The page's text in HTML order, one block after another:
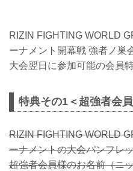
RIZIN FIGHTING WORLD
ーナメント開幕戦 強者ノ巣
大会翌日に参加可能の会員
特典その1＜超強者会
RIZIN FIGHTING WORLD
ーナメントの大会パンフレ
超強者会員様のお名前（ニ